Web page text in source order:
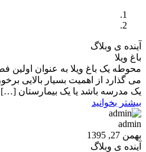
آینده ی وبلاگ
باغ ویلا
محوطه یک باغ ویلا به عنوان اولین
می گذارد از اهمیت بسیار بالایی
یک مدرسه باشد یا یک بیمارستان […]
بیشتر بخوانید
admin
بهمن 27, 1395
آینده ی وبلاگ